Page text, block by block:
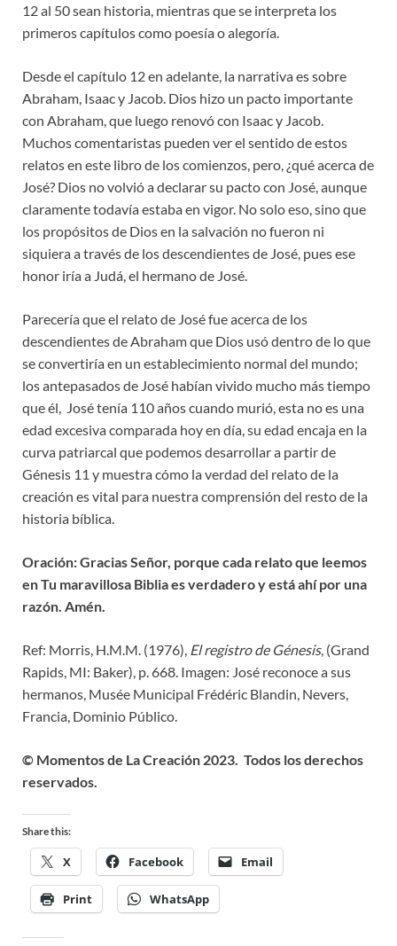
12 al 50 sean historia, mientras que se interpreta los
primeros capítulos como poesía o alegoría.
Desde el capítulo 12 en adelante, la narrativa es sobre
Abraham, Isaac y Jacob. Dios hizo un pacto importante
con Abraham, que luego renovó con Isaac y Jacob.
Muchos comentaristas pueden ver el sentido de estos
relatos en este libro de los comienzos, pero, ¿qué acerca de
José? Dios no volvió a declarar su pacto con José, aunque
claramente todavía estaba en vigor. No solo eso, sino que
los propósitos de Dios en la salvación no fueron ni
siquiera a través de los descendientes de José, pues ese
honor iría a Judá, el hermano de José.
Parecería que el relato de José fue acerca de los
descendientes de Abraham que Dios usó dentro de lo que
se convertiría en un establecimiento normal del mundo;
los antepasados de José habían vivido mucho más tiempo
que él, José tenía 110 años cuando murió, esta no es una
edad excesiva comparada hoy en día, su edad encaja en la
curva patriarcal que podemos desarrollar a partir de
Génesis 11 y muestra cómo la verdad del relato de la
creación es vital para nuestra comprensión del resto de la
historia bíblica.
Oración: Gracias Señor, porque cada relato que leemos
en Tu maravillosa Biblia es verdadero y está ahí por una
razón. Amén.
Ref: Morris, H.M.M. (1976), El registro de Génesis, (Grand
Rapids, MI: Baker), p. 668. Imagen: José reconoce a sus
hermanos, Musée Municipal Frédéric Blandin, Nevers,
Francia, Dominio Público.
© Momentos de La Creación 2023. Todos los derechos
reservados.
Share this:
X Facebook Email
Print WhatsApp